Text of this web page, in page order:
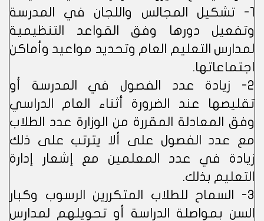
1- تشكيل المجالس واللجان في المدرسة
وتفعيل دورها وفق القواعد التنظيمية
لمدارس التعليم العام وتحديد مواعيد وأماكن
اجتماعاتها.
2- زيادة عدد الفصول في المدرسة أو
تقليصها عند الضرورة أثناء العام الدراسي
وفق المعادلة المقررة من الوزارة عدد الطلاب
مع عدد الفصول على ألا يترتب على ذلك
زيادة في عدد المعلمين مع إشعار إدارة
التعليم بذلك.
3- السماح للطلاب المتكررين الرسوب وكبار
السن بمواصلة الدراسة أو تحويلهم لمدارس